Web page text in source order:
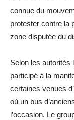
connue du
protester contre la
zone disputée du
Selon les autorités
participé à la
certaines venues
où un bus
l’occasion. Le